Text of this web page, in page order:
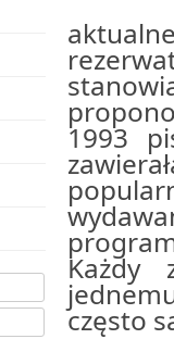
1993
Każdy
często